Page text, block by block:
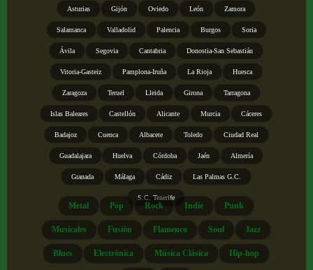
Asturias Gijón Oviedo León Zamora
Salamanca Valladolid Palencia Burgos Soria
Ávila Segovia Cantabria Donostia-San Sebastián
Vitoria-Gasteiz Pamplona-Iruña La Rioja Huesca
Zaragoza Teruel Lleida Girona Tarragona
Islas Baleares Castellón Alicante Murcia Cáceres
Badajoz Cuenca Albacete Toledo Ciudad Real
Guadalajara Huelva Córdoba Jaén Almería
Granada Málaga Cádiz Las Palmas G.C.
S.C. Tenerife
Metal Pop Rock Indie Punk
Musicales Fusión Flamenco Soul Jazz
Blues Electrónica Música Clásica Hip-hop